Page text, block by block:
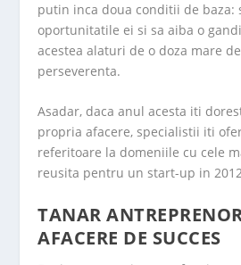
putin inca doua conditii de baza:
oportunitatile ei si sa aiba o
acestea alaturi de o doza mare
perseverenta.
Asadar, daca anul acesta iti
propria afacere, specialistii iti
referitoare la domeniile cu cele
reusita pentru un start-up in
TANAR
AFACERE DE SUCCES